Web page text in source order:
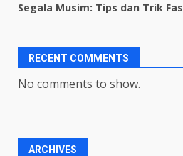
Segala Musim: Tips dan Trik
RECENT COMMENTS
No comments to show.
ARCHIVES